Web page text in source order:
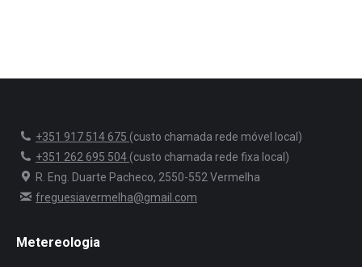
+351 917 514 675 (custo chamada rede móvel local)
+351 262 695 504 (custo chamada rede fixa local)
R. Eng. Duarte Pacheco, 2550-552 Vermelha
freguesiavermelha@gmail.com
Metereologia